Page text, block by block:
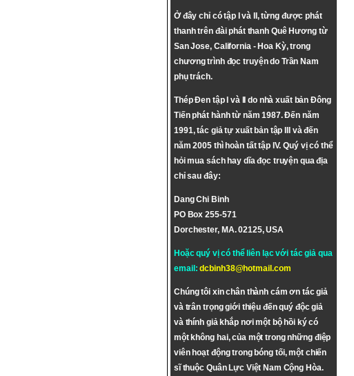
Ở đây chỉ có tập I và II, từng được phát
thanh trên đài phát thanh Quê Hương từ
San Jose, California - Hoa Kỳ, trong
chương trình đọc truyện do Trần Nam
phụ trách.
Thép Đen tập I và II do nhà xuất bản Đông
Tiến phát hành từ năm 1987. Đến năm
1991, tác giả tự xuất bản tập III và đến
năm 2005 thì hoàn tất tập IV. Quý vị có thể
hỏi mua sách hay dĩa đọc truyện qua địa
chỉ sau đây:
Dang Chi Binh
PO Box 255-571
Dorchester, MA. 02125, USA
Hoặc quý vị có thể liên lạc với tác giả qua
email:dcbinh38@hotmail.com
Chúng tôi xin chân thành cám ơn tác giả
và trân trọng giới thiệu đến quý độc giả
và thính giả khắp nơi một bộ hồi ký có
một không hai, của một trong những điệp
viên hoạt động trong bóng tối, một chiến
sĩ thuộc Quân Lực Việt Nam Cộng Hòa.